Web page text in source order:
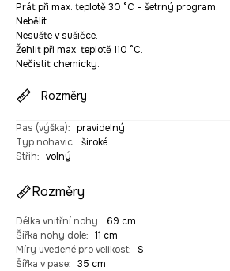
Prát při max. teplotě 30 °C – šetrný program.
Nebělit.
Nesušte v sušičce.
Žehlit při max. teplotě 110 °C.
Nečistit chemicky.
Rozměry
Pas (výška): pravidelný
Typ nohavic: široké
Střih: volný
Rozměry
Délka vnitřní nohy:
69 cm
Šířka nohy dole: 11 cm
Míry uvedené pro velikost: S.
Šířka v pase: 35 cm